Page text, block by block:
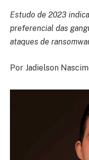
Estudo de 2023
preferencial das
ataques de
Por Jadielson